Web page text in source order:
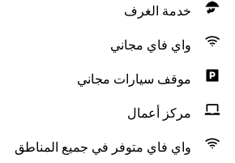
خدمة الغرف
واي فاي مجاني
موقف سيارات مجاني
مركز أعمال
واي فاي متوفر في جميع المناطق